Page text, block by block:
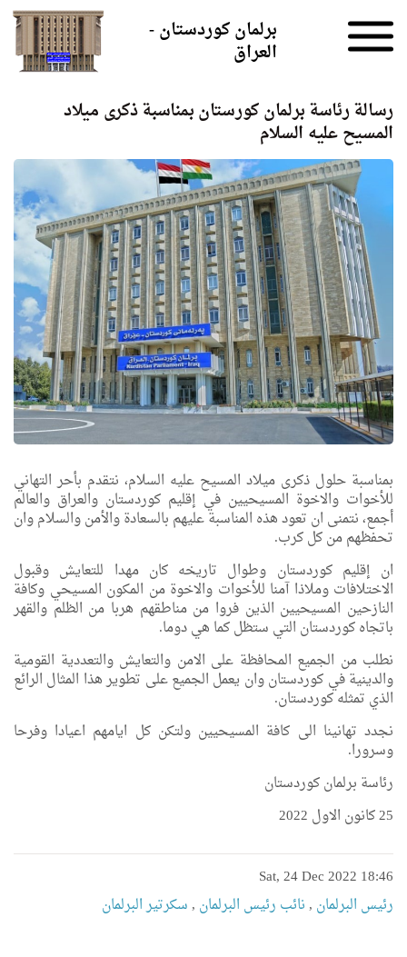
برلمان كوردستان -
العراق
رسالة رئاسة برلمان كورستان بمناسبة ذكرى ميلاد
المسيح عليه السلام
بمناسبة حلول ذكرى ميلاد المسيح عليه السلام، نتقدم بأحر التهاني
للأخوات والاخوة المسيحيين في إقليم كوردستان والعراق والعالم
أجمع، نتمنى ان تعود هذه المناسبة عليهم بالسعادة والأمن والسلام وان
تحفظهم من كل كرب.
ان إقليم كوردستان وطوال تاريخه كان مهدا للتعايش وقبول
الاختلافات وملاذا آمنا للأخوات والاخوة من المكون المسيحي وكافة
النازحين المسيحيين الذين فروا من مناطقهم هربا من الظلم والقهر
باتجاه كوردستان التي ستظل كما هي دوما.
نطلب من الجميع المحافظة على الامن والتعايش والتعددية القومية
والدينية في كوردستان وان يعمل الجميع على تطوير هذا المثال الرائع
الذي تمثله كوردستان.
نجدد تهانينا الى كافة المسيحيين ولتكن كل ايامهم اعيادا وفرحا
وسرورا.
رئاسة برلمان كوردستان
25 كانون الاول 2022
Sat, 24 Dec 2022 18:46
رئیس البرلمان ,نائب رئیس البرلمان ,سكرتیر البرلمان